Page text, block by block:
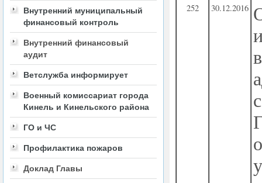
Внутренний муниципальный
финансовый контроль
Внутренний финансовый
аудит
Ветслужба информирует
Военный комиссариат города
Кинель и Кинельского района
ГО и ЧС
Профилактика пожаров
Доклад Главы
252 30.12.2016